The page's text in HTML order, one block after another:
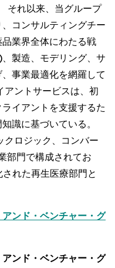
それ以来、当グループ
コンサルティングチー
業界全体にわたる戦
製造、モデリング、サ
事業最適化を網羅して
アントサービスは、初
イアントを支援するた
識に基づいている。
クロジック、コンバー
部門で構成されてお
れた再生医療部門と
ンド・ベンチャー・グ
ンド・ベンチャー・グ